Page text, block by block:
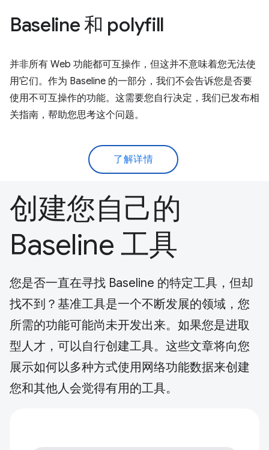
Baseline 和 polyfill
并非所有 Web 功能都可互操作，但这并不意味着您无法使
用它们。作为 Baseline 的一部分，我们不会告诉您是否要
使用不可互操作的功能。这需要您自行决定，我们已发布相
关指南，帮助您思考这个问题。
了解详情
创建您自己的
Baseline 工具
您是否一直在寻找 Baseline 的特定工具，但却
找不到？基准工具是一个不断发展的领域，您
所需的功能可能尚未开发出来。如果您是进取
型人才，可以自行创建工具。这些文章将向您
展示如何以多种方式使用网络功能数据来创建
您和其他人会觉得有用的工具。